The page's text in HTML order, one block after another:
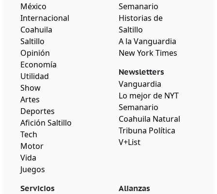
México
Internacional
Coahuila
Saltillo
Opinión
Economía
Utilidad
Show
Artes
Deportes
Afición Saltillo
Tech
Motor
Vida
Juegos
Semanario
Historias de
Saltillo
A la Vanguardia
New York Times
Newsletters
Vanguardia
Lo mejor de NYT
Semanario
Coahuila Natural
Tribuna Política
V+List
Servicios Alianzas